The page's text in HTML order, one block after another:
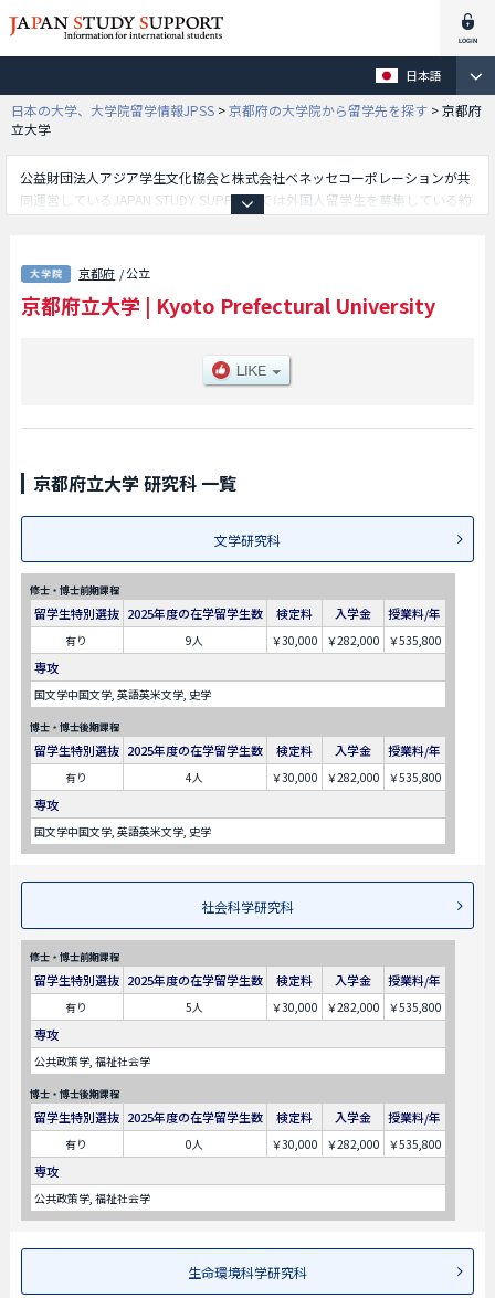
日本語
日本の大学、大学院留学情報JPSS >京都府の大学院から留学先を探す >京都府
立大学
公益財団法人アジア学生文化協会と株式会社ベネッセコーポレーションが共
同運営しているJAPAN STUDY SUPPORTでは外国人留学生を募集している約
会科学研究科や生命環境科学研究科や食の文化学位プログラム等、研究科別
情報や、募集定員や合格者数など入試情報、施設案内、アクセスなど外国人
留学生に必要な情報を掲載しているので是非ご利用ください。
京都府 / 公立
京都府立大学 | Kyoto Prefectural University
京都府立大学 研究科 一覧
文学研究科
修士・博士前期課程
留学生特別選抜 2025年度の在学留学生数 検定料 入学金 授業料/年
有り 9人 ￥30,000 ￥282,000 ￥535,800
専攻
国文学中国文学, 英語英米文学, 史学
博士・博士後期課程
留学生特別選抜 2025年度の在学留学生数 検定料 入学金 授業料/年
有り 4人 ￥30,000 ￥282,000 ￥535,800
専攻
国文学中国文学, 英語英米文学, 史学
社会科学研究科
修士・博士前期課程
留学生特別選抜 2025年度の在学留学生数 検定料 入学金 授業料/年
有り 5人 ￥30,000 ￥282,000 ￥535,800
専攻
公共政策学, 福祉社会学
博士・博士後期課程
留学生特別選抜 2025年度の在学留学生数 検定料 入学金 授業料/年
有り 0人 ￥30,000 ￥282,000 ￥535,800
専攻
公共政策学, 福祉社会学
生命環境科学研究科